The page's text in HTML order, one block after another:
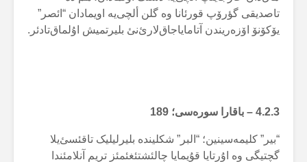
تاصدیقی گؤرۆپ قورئانا وە گلن ألچی‌یە اویمادان “ائصر”
یۆکۆنۆ اۆزەریندن آتامایاجاق‌لارئ‌نئ بلیرتمیش اۇلماق‌تادئر.
4.2.3 – باقارا سورەسی؛ 189
“بیر” کلیمەسینین؛ “البر” شکلیندە بلیرلیلیک تاقئسئ‌یلا
گچتیگی وە اۇرتایا قۇیمایا چالئشتئغئمئز تریم آنلامئندا